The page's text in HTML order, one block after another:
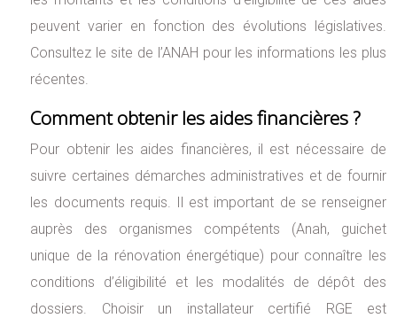
peuvent varier en fonction des évolutions législatives.
Consultez le site de l’ANAH pour les informations les plus
récentes.
Comment obtenir les aides financières ?
Pour obtenir les aides financières, il est nécessaire de
suivre certaines démarches administratives et de fournir
les documents requis. Il est important de se renseigner
auprès des organismes compétents (Anah, guichet
unique de la rénovation énergétique) pour connaître les
conditions d’éligibilité et les modalités de dépôt des
dossiers. Choisir un installateur certifié RGE est